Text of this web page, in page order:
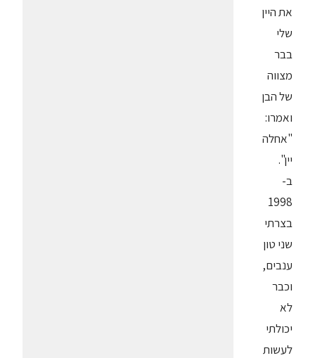
את היין
שלי
בבר
מצווה
של הבן
ואמרו:
"אחלה
יין".
ב-
1998
בצרתי
שני טון
ענבים,
וכבר
לא
יכולתי
לעשות